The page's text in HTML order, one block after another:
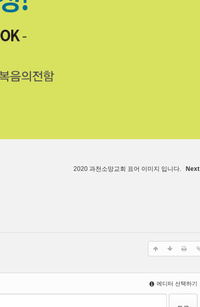
2020 과천소망교회 표어 이미지 입니다. Next
에디터 선택하기